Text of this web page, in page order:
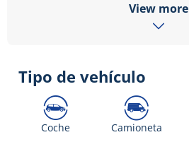
View more
Tipo de vehículo
Coche Camioneta